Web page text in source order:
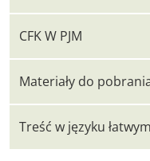
CFK W PJM
Materiały do
Treść w języku